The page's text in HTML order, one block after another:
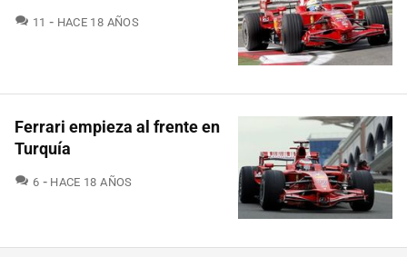
11 COMENTARIOS
HACE 18 AÑOS
Ferrari empieza al frente en
Turquía
6 COMENTARIOS
HACE 18 AÑOS